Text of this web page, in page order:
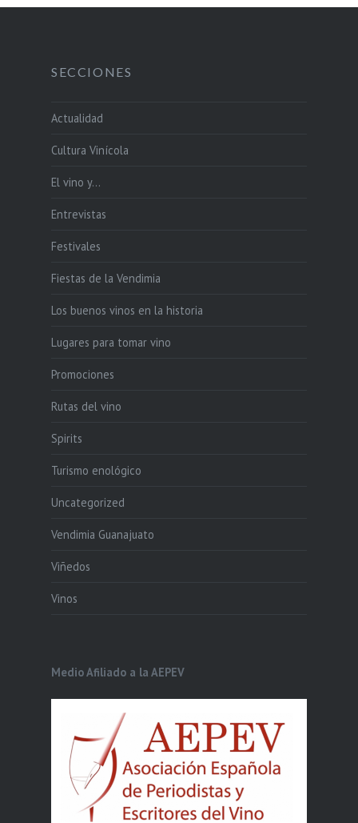
SECCIONES
Actualidad
Cultura Vinícola
El vino y…
Entrevistas
Festivales
Fiestas de la Vendimia
Los buenos vinos en la historia
Lugares para tomar vino
Promociones
Rutas del vino
Spirits
Turismo enológico
Uncategorized
Vendimia Guanajuato
Viñedos
Vinos
Medio Afiliado a la AEPEV